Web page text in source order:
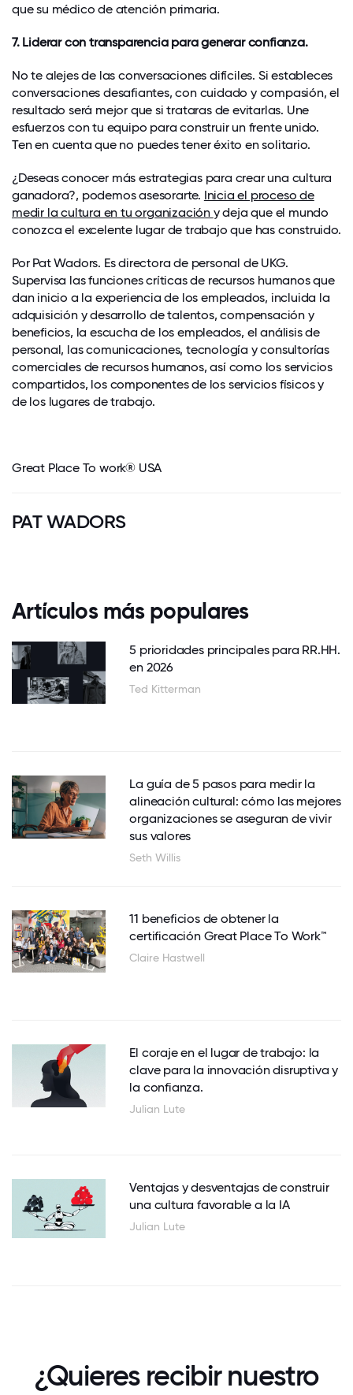
que su médico de atención primaria.
7. Liderar con transparencia para generar confianza.
No te alejes de las conversaciones difíciles. Si estableces
conversaciones desafiantes, con cuidado y compasión, el
resultado será mejor que si trataras de evitarlas. Une
esfuerzos con tu equipo para construir un frente unido.
Ten en cuenta que no puedes tener éxito en solitario.
¿Deseas conocer más estrategias para crear una cultura
ganadora?, podemos asesorarte. Inicia el proceso de
medir la cultura en tu organización y deja que el mundo
conozca el excelente lugar de trabajo que has construido.
Por Pat Wadors. Es directora de personal de UKG.
Supervisa las funciones críticas de recursos humanos que
dan inicio a la experiencia de los empleados, incluida la
adquisición y desarrollo de talentos, compensación y
beneficios, la escucha de los empleados, el análisis de
personal, las comunicaciones, tecnología y consultorías
comerciales de recursos humanos, así como los servicios
compartidos, los componentes de los servicios físicos y
de los lugares de trabajo.
Great Place To work® USA
PAT WADORS
Artículos más populares
5 prioridades principales para RR.HH.
en 2026
Ted Kitterman
La guía de 5 pasos para medir la
alineación cultural: cómo las mejores
organizaciones se aseguran de vivir
sus valores
Seth Willis
11 beneficios de obtener la
certificación Great Place To Work™
Claire Hastwell
El coraje en el lugar de trabajo: la
clave para la innovación disruptiva y
la confianza.
Julian Lute
Ventajas y desventajas de construir
una cultura favorable a la IA
Julian Lute
¿Quieres recibir nuestro